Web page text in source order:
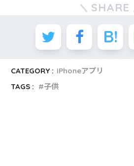
SHARE
CATEGORY : iPhoneアプリ
TAGS :
子供